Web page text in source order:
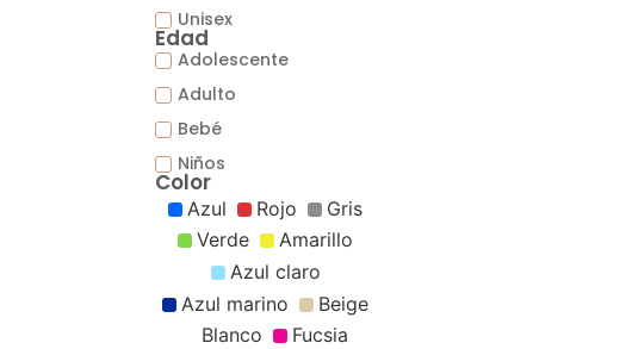
Unisex
Edad
Adolescente
Adulto
Bebé
Niños
Color
Azul Rojo
Gris
Verde
Amarillo
Azul claro
Azul marino
Beige
Blanco
Fucsia